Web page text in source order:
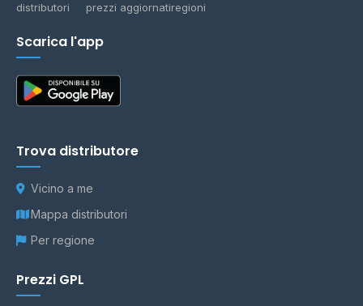
distributori prezzi aggiornatiregioni
Scarica l'app
Trova distributore
Vicino a me
Mappa distributori
Per regione
Prezzi GPL